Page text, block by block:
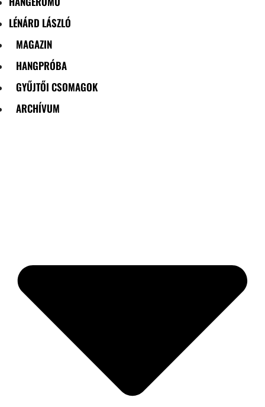
LÉNÁRD LÁSZLÓ
MAGAZIN
HANGPRÓBA
GYŰJTŐI CSOMAGOK
ARCHÍVUM